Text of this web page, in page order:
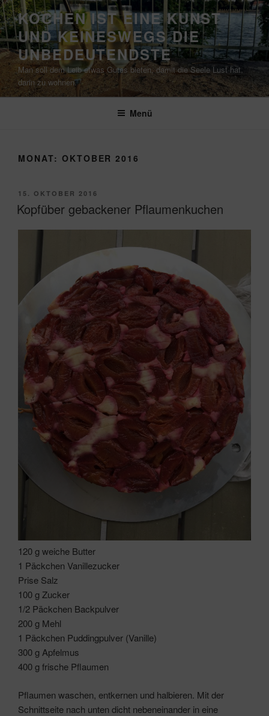
Zum
Inhalt
springen
KOCHEN IST EINE KUNST
UND KEINESWEGS DIE
UNBEDEUTENDSTE
Man soll dem Leib etwas Gutes bieten, damit die Seele Lust hat,
darin zu wohnen.
Menü
MONAT: OKTOBER 2016
VERÖFFENTLICHT
AM
15. OKTOBER 2016
Kopfüber gebackener Pflaumenkuchen
120 g weiche Butter
1 Päckchen Vanillezucker
Prise Salz
100 g Zucker
1/2 Päckchen Backpulver
200 g Mehl
1 Päckchen Puddingpulver (Vanille)
300 g Apfelmus
400 g frische Pflaumen
Pflaumen waschen, entkernen und halbieren. Mit der
Schnittseite nach unten dicht nebeneinander in eine